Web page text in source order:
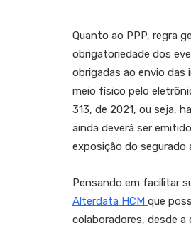
Quanto ao PPP, regra
obrigatoriedade dos
obrigadas ao envio das
meio físico pelo
313, de 2021, ou seja,
ainda deverá ser
exposição do segurado
Pensando em facilitar
Alterdata HCM que
colaboradores, desde a